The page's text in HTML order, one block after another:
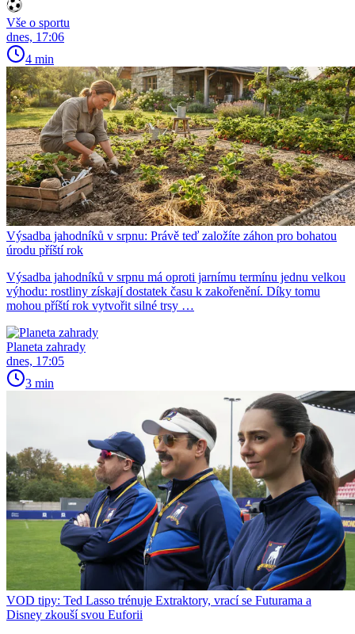
Vše o sportu
dnes, 17:06
4 min
Výsadba jahodníků v srpnu: Právě teď založíte záhon pro bohatou
úrodu příští rok
Výsadba jahodníků v srpnu má oproti jarnímu termínu jednu velkou
výhodu: rostliny získají dostatek času k zakořenění. Díky tomu
mohou příští rok vytvořit silné trsy …
Planeta zahrady
dnes, 17:05
3 min
VOD tipy: Ted Lasso trénuje Extraktory, vrací se Futurama a
Disney zkouší svou Euforii